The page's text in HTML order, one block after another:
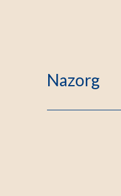
Nazorg